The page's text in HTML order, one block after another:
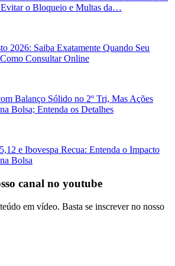
Evitar o Bloqueio e Multas da…
2026: Saiba Exatamente Quando Seu
Consultar Online
Balanço Sólido no 2º Tri, Mas Ações
Bolsa; Entenda os Detalhes
e Ibovespa Recua: Entenda o Impacto
Bolsa
canal no youtube
em vídeo. Basta se inscrever no nosso